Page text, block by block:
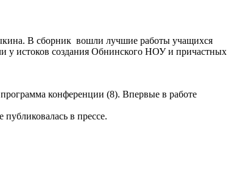
В сборник вошли лучшие работы учащихся
у истоков создания Обнинского НОУ и причастных
конференции (8). Впервые в работе
в прессе.